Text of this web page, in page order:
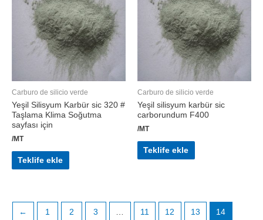
Carburo de silicio verde
Yeşil Silisyum Karbür sic 320 #
Taşlama Klima Soğutma
sayfası için
/MT
Teklife ekle
Carburo de silicio verde
Yeşil silisyum karbür sic
carborundum F400
/MT
Teklife ekle
← 1 2 3 … 11 12 13 14